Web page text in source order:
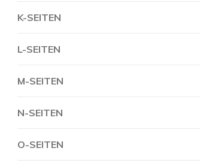
K-SEITEN
L-SEITEN
M-SEITEN
N-SEITEN
O-SEITEN